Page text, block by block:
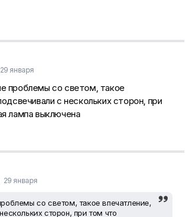
29 января
проблемы со светом, такое
с нескольких сторон, при
лампа выключена
29 января
со светом, такое впечатление,
сторон, при том что